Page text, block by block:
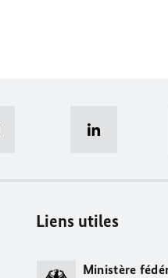
Liens utiles
Ministère